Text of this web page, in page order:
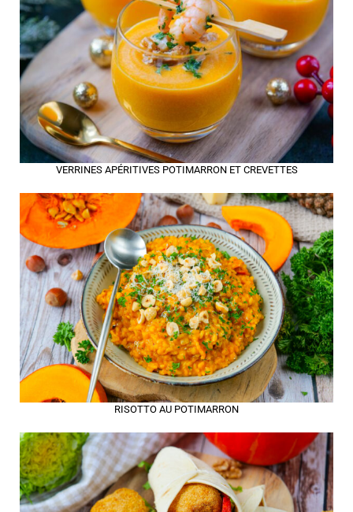
VERRINES APÉRITIVES POTIMARRON ET CREVETTES
RISOTTO AU POTIMARRON